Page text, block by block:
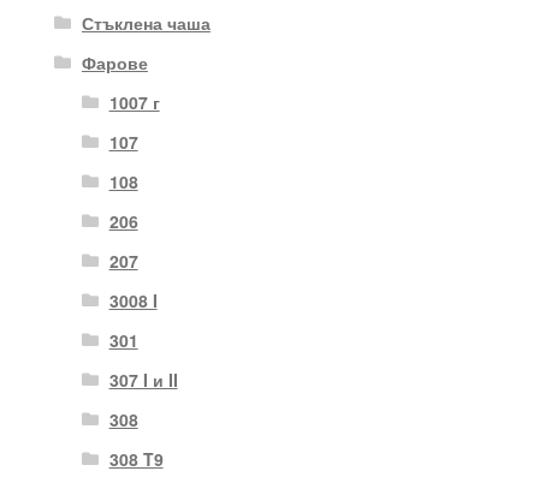
Стъклена чаша
Фарове
1007 г
107
108
206
207
3008 I
301
307 I и II
308
308 T9